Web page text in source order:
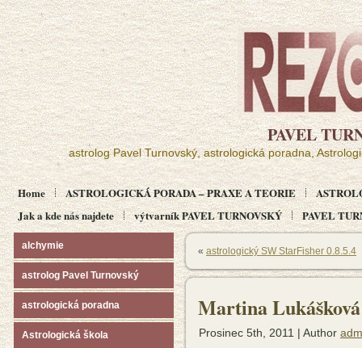
PAVEL
astrolog Pavel Turnovský, astrologická poradna,
Home ASTROLOGICKÁ PORADA – PRAXE A TEORIE
Jak a kde nás najdete
výtvarník PAVEL TURNOVSKÝ PAVEL
alchymie
astrolog Pavel Turnovský
astrologická poradna
Astrologická škola
« astrologický SW StarFisher 0.8.5.4
Martina
Prosinec 5th, 2011 | Author